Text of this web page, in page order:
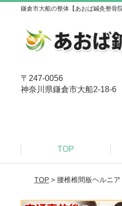
鎌倉市大船の整体【あおば鍼灸整骨院
〒247-0056
神奈川県鎌倉市大船2-18-
TOP
TOP> 腰椎椎間板ヘルニア